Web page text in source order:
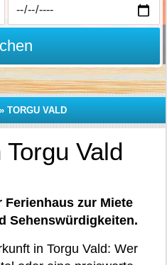
» TORGU VALD
Vald
zur Miete
Sehenswürdigkeiten.
in Torgu Vald: Wer